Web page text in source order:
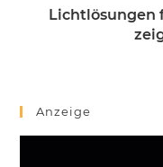
Lichtlösungen
Anzeige